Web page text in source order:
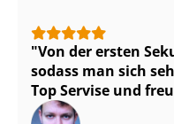
Von der ersten
sodass man sich
Top Servise und